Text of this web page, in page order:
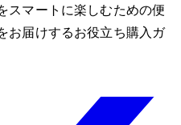
スマートに楽しむための便
お届けするお役立ち購入ガ